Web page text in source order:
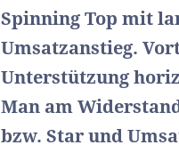
Spinning Top mit
Umsatzanstieg.
Unterstützung
Man am
bzw. Star und